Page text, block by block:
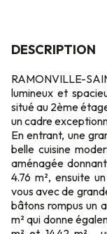
DESCRIPTION
RAMONVILLE-
lumineux et
situé au 2ème
un cadre
En entrant, une
belle cuisine
aménagée
4.76 m², ensuite
vous avec de
bâtons rompus un
m² qui donne